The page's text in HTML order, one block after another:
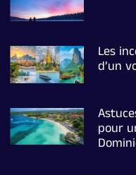
Les
d’un
pour